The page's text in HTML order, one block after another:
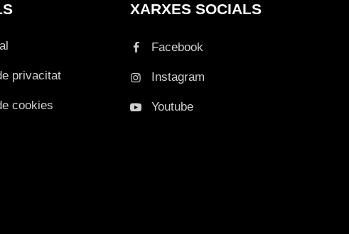
privacitat
cookies
XARXES SOCIALS
Facebook
Instagram
Youtube